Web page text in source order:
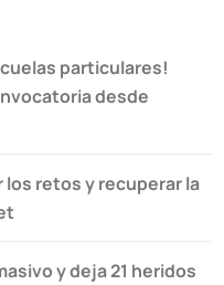
particulares!
desde
los retos y recuperar la
y deja 21 heridos